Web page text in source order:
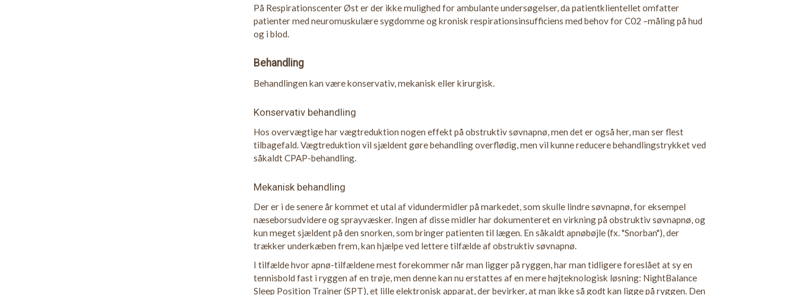
På Respirationscenter Øst er der ikke mulighed for ambulante undersøgelser, da patientklientellet omfatter
patienter med neuromuskulære sygdomme og kronisk respirationsinsufficiens med behov for C02 –måling på hud
og i blod.
Behandling
Behandlingen kan være konservativ, mekanisk eller kirurgisk.
Konservativ behandling
Hos overvægtige har vægtreduktion nogen effekt på obstruktiv søvnapnø, men det er også her, man ser flest
tilbagefald. Vægtreduktion vil sjældent gøre behandling overflødig, men vil kunne reducere behandlingstrykket ved
såkaldt CPAP-behandling.
Mekanisk behandling
Der er i de senere år kommet et utal af vidundermidler på markedet, som skulle lindre søvnapnø, for eksempel
næseborsudvidere og sprayvæsker. Ingen af disse midler har dokumenteret en virkning på obstruktiv søvnapnø, og
kun meget sjældent på den snorken, som bringer patienten til lægen. En såkaldt apnøbøjle (fx. "Snorban"), der
trækker underkæben frem, kan hjælpe ved lettere tilfælde af obstruktiv søvnapnø.
I tilfælde hvor apnø-tilfældene mest forekommer når man ligger på ryggen, har man tidligere foreslået at sy en
tennisbold fast i ryggen af en trøje, men denne kan nu erstattes af en mere højteknologisk løsning: NightBalance
Sleep Position Trainer (SPT), et lille elektronisk apparat, der bevirker, at man ikke så godt kan ligge på ryggen. Den